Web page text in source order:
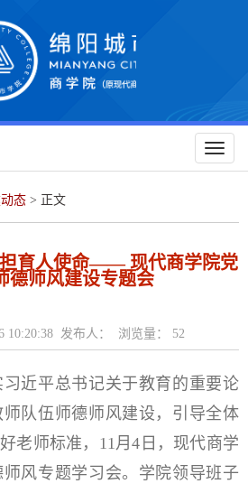
Toggle
态 > 正文
育人使命—— 现代商学院党
德师风建设专题会
10:20:38 发布人： 浏览量： 52
近平总书记关于教育的重要论
队伍师德师风建设，引导全体
老师标准，11月4日，现代商学
风专题学习会。学院领导班子